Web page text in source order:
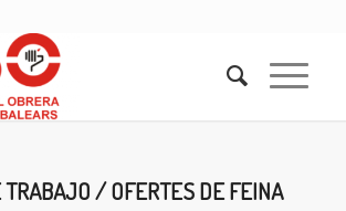
TRABAJO / OFERTES DE FEINA